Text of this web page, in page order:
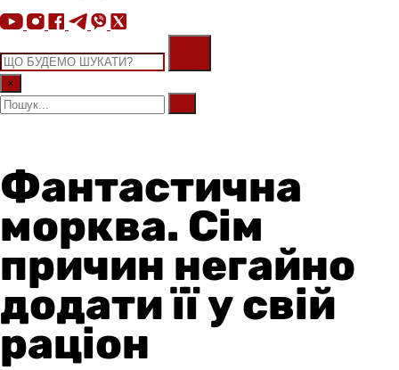
×
Фантастична
морква. Сім
причин негайно
додати її у свій
раціон